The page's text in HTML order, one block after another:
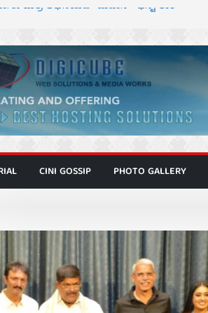
ಮಿತ್ರ ಅಭಿನಯದ “ಮಹಾನ್” ಫಸ್ಟ್ ಲುಕ್
ಕಿಟ್ಟಿ – ಮೇಘನಾರಾಜ್ ಅಭಿನಯದ “ಅಮರ್ಥ” ಚಿತ್ರ
ಅಜೇಯಂ” ಹಾಡಿದ ದೃಶ್ಯ ವೈಭವ
ಶಿವಣ್ಣ ಅಭಿನಯದ ‘ಬಾಸ್’ ಚಿತ್ರ ತೆರೆಗೆ
CINI GOSSIP PHOTO GALLERY